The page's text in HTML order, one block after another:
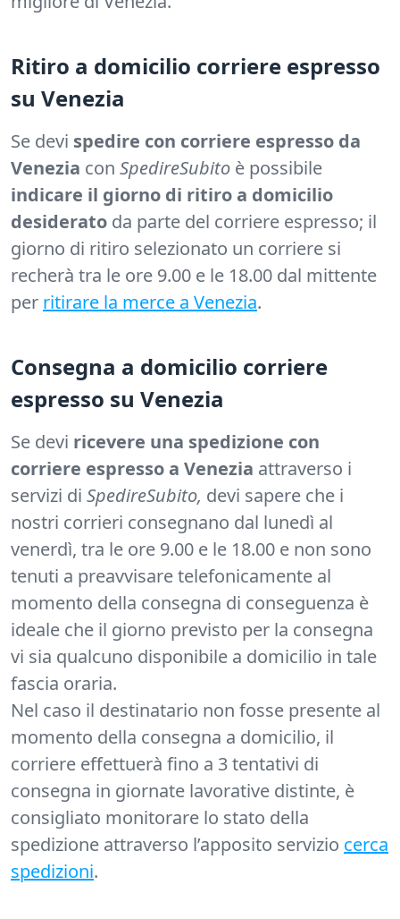
Ritiro a domicilio corriere espresso
su Venezia
Se devi spedire con corriere espresso da
Venezia con SpedireSubito è possibile
indicare il giorno di ritiro a domicilio
desiderato da parte del corriere espresso; il
giorno di ritiro selezionato un corriere si
recherà tra le ore 9.00 e le 18.00 dal mittente
per ritirare la merce a Venezia.
Consegna a domicilio corriere
espresso su Venezia
Se devi ricevere una spedizione con
corriere espresso a Venezia attraverso i
servizi di SpedireSubito, devi sapere che i
nostri corrieri consegnano dal lunedì al
venerdì, tra le ore 9.00 e le 18.00 e non sono
tenuti a preavvisare telefonicamente al
momento della consegna di conseguenza è
ideale che il giorno previsto per la consegna
vi sia qualcuno disponibile a domicilio in tale
fascia oraria.
Nel caso il destinatario non fosse presente al
momento della consegna a domicilio, il
corriere effettuerà fino a 3 tentativi di
consegna in giornate lavorative distinte, è
consigliato monitorare lo stato della
spedizione attraverso l’apposito servizio cerca
spedizioni.